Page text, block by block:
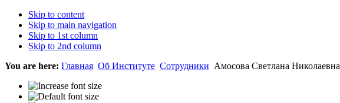
Skip to content
Skip to main navigation
Skip to 1st column
Skip to 2nd column
You are here: Главная Об Институте Сотрудники Амосова Светлана Николаевна